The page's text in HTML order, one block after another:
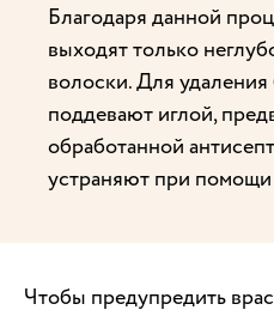
Благодаря данной
выходят только
волоски. Для
поддевают иглой,
обработанной
устраняют при помощи
Чтобы предупредить